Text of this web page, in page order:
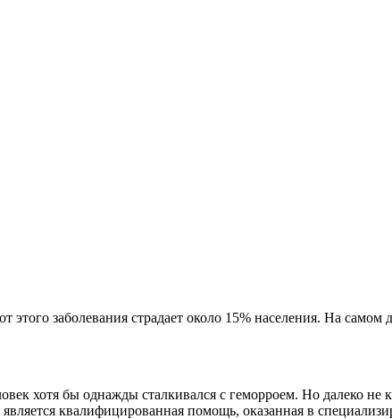
этого заболевания страдает около 15% населения. На
хотя бы однажды сталкивался с геморроем. Но далеко не
квалифицированная помощь, оказанная в